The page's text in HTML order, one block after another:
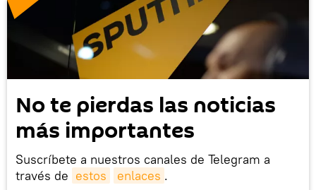
No te pierdas las noticias
más importantes
Suscríbete a nuestros canales de Telegram a
través de estos enlaces .